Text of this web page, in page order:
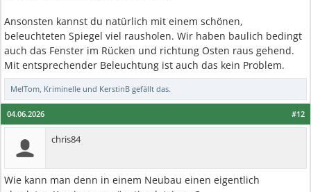
Ansonsten kannst du natürlich mit einem schönen,
beleuchteten Spiegel viel rausholen. Wir haben baulich bedingt
auch das Fenster im Rücken und richtung Osten raus gehend.
Mit entsprechender Beleuchtung ist auch das kein Problem.
MelTom, Kriminelle und KerstinB gefällt das.
#12
04.06.2026
chris84
Wie kann man denn in einem Neubau einen eigentlich